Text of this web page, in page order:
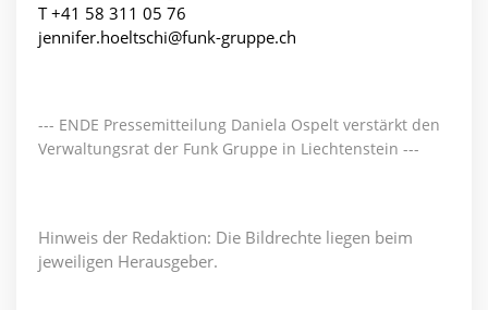
T +41 58 311 05 76
jennifer.hoeltschi@funk-gruppe.ch
--- ENDE Pressemitteilung Daniela Ospelt verstärkt den
Verwaltungsrat der Funk Gruppe in Liechtenstein ---
Hinweis der Redaktion: Die Bildrechte liegen beim
jeweiligen Herausgeber.